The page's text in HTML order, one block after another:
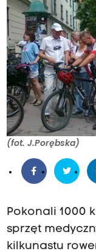
(fot. J.Porębska)
Pokonali 1000
sprzęt
kilkunastu